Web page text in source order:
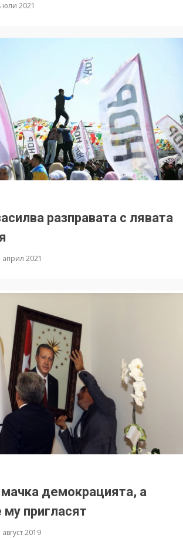
юли 2021
разправата с лявата
април 2021
демокрацията, а
пригласят
август 2019